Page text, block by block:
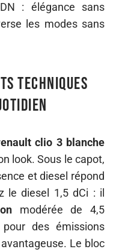
: élégance sans
les modes sans
techniques
clio 3 blanche
look. Sous le capot,
et diesel répond
le diesel 1,5 dCi : il
modérée de 4,5
des émissions
Le bloc